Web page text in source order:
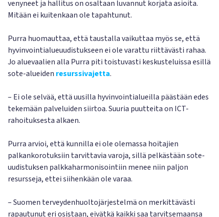
venyneet ja hallitus on osaltaan luvannut korjata asioita.
Mitään ei kuitenkaan ole tapahtunut.
Purra huomauttaa, että taustalla vaikuttaa myös se, että
hyvinvointialueuudistukseen ei ole varattu riittävästi rahaa.
Jo aluevaalien alla Purra piti toistuvasti keskusteluissa esillä
sote-alueiden resurssivajetta.
– Ei ole selvää, että uusilla hyvinvointialueilla päästään edes
tekemään palveluiden siirtoa. Suuria puutteita on ICT-
rahoituksesta alkaen.
Purra arvioi, että kunnilla ei ole olemassa hoitajien
palkankorotuksiin tarvittavia varoja, sillä pelkästään sote-
uudistuksen palkkaharmonisointiin menee niin paljon
resursseja, ettei siihenkään ole varaa.
– Suomen terveydenhuoltojärjestelmä on merkittävästi
rapautunut eri osistaan, eivätkä kaikki saa tarvitsemaansa